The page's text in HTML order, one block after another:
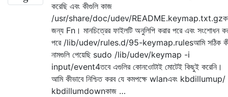
করেছি এবং কীগুলি কাজ
/usr/share/doc/udev/
জন্য Fn। মানচিত্রের ফাইলটি অনুলিপি করার পরে এবং সংশোধন
পরে /lib/udev/rules.d/95-keymap.rulesআমি সঠিক
নামগুলি পেয়েছি sudo /lib/udev/keymap -i
input/event4তবে এগুলির কোনওোটাই মোটেই কিছুই করেনি।
আমি কীভাবে নিশ্চিত করব যে কমপক্ষে wlanএবং kbdillumup/
kbdillumdownকাজ …